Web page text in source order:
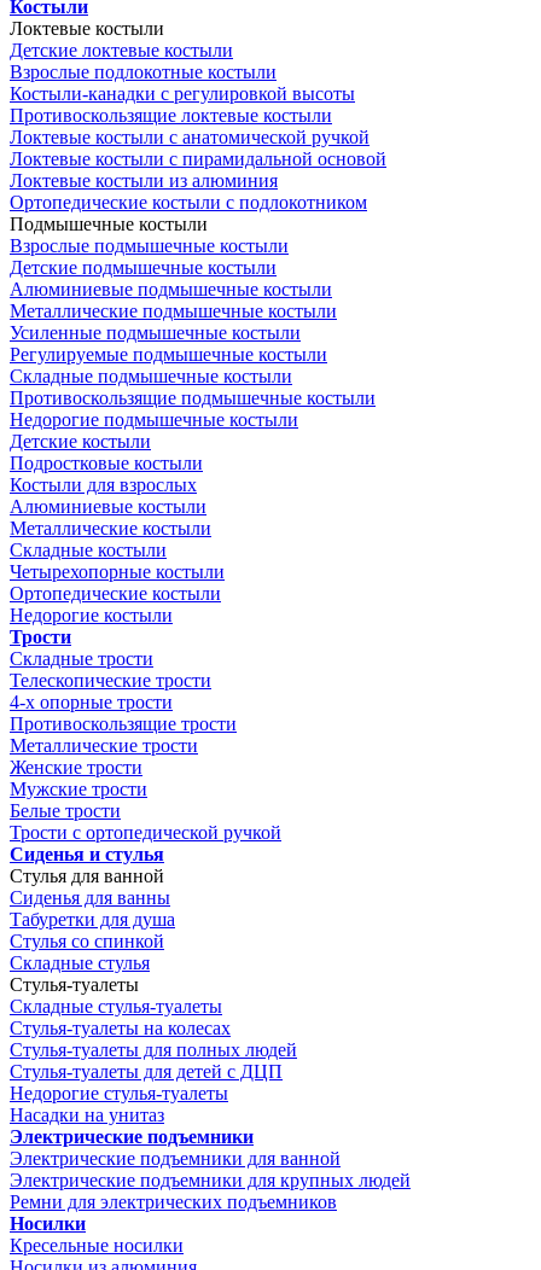
Костыли
Локтевые костыли
Детские локтевые костыли
Взрослые подлокотные костыли
Костыли-канадки с регулировкой высоты
Противоскользящие локтевые костыли
Локтевые костыли с анатомической ручкой
Локтевые костыли с пирамидальной основой
Локтевые костыли из алюминия
Ортопедические костыли с подлокотником
Подмышечные костыли
Взрослые подмышечные костыли
Детские подмышечные костыли
Алюминиевые подмышечные костыли
Металлические подмышечные костыли
Усиленные подмышечные костыли
Регулируемые подмышечные костыли
Складные подмышечные костыли
Противоскользящие подмышечные костыли
Недорогие подмышечные костыли
Детские костыли
Подростковые костыли
Костыли для взрослых
Алюминиевые костыли
Металлические костыли
Складные костыли
Четырехопорные костыли
Ортопедические костыли
Недорогие костыли
Трости
Складные трости
Телескопические трости
4-х опорные трости
Противоскользящие трости
Металлические трости
Женские трости
Мужские трости
Белые трости
Трости с ортопедической ручкой
Сиденья и стулья
Стулья для ванной
Сиденья для ванны
Табуретки для душа
Стулья со спинкой
Складные стулья
Стулья-туалеты
Складные стулья-туалеты
Стулья-туалеты на колесах
Стулья-туалеты для полных людей
Стулья-туалеты для детей с ДЦП
Недорогие стулья-туалеты
Насадки на унитаз
Электрические подъемники
Электрические подъемники для ванной
Электрические подъемники для крупных людей
Ремни для электрических подъемников
Носилки
Кресельные носилки